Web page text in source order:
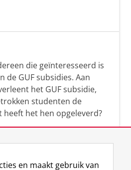
die geïnteresseerd is
de GUF subsidies. Aan
het GUF subsidie,
studenten de
heeft het hen opgeleverd?
en maakt gebruik van